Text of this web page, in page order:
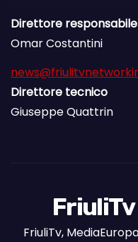
Direttore responsabile
Omar Costantini
Direttore tecnico
Giuseppe Quattrin
FriuliTv,